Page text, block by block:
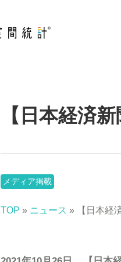
【日本経済
メディア掲載
TOP » ニュース » 【日本経